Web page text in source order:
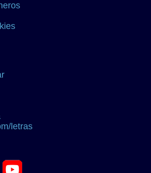
letras